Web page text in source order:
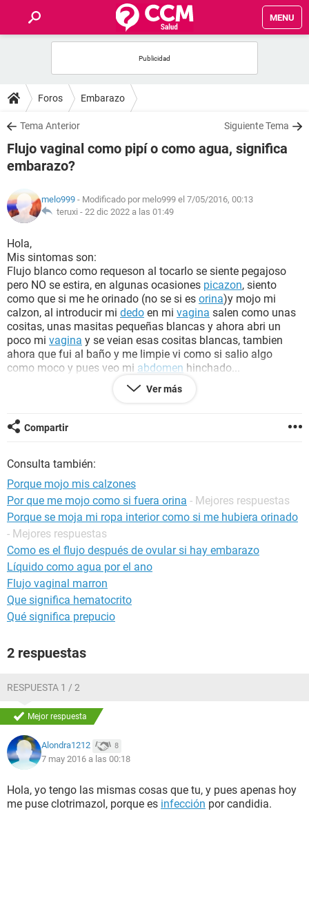
MENU
FOROS
SALUD
FAMILIA
NUTRICIÓN
SEXUALIDAD
GLOSARIO
Foros Embarazo
Tema Anterior Siguiente Tema
Flujo vaginal como pipí o como agua, significa
embarazo?
melo999 - Modificado por melo999 el 7/05/2016, 00:13
teruxi - 22 dic 2022 a las 01:49
Hola,
Mis sintomas son:
Flujo blanco como requeson al tocarlo se siente pegajoso
pero NO se estira, en algunas ocasiones picazon, siento
como que si me he orinado (no se si es orina)y mojo mi
calzon, al introducir mi dedo en mi vagina salen como unas
cositas, unas masitas pequeñas blancas y ahora abri un
poco mi vagina y se veian esas cositas blancas, tambien
ahora que fui al baño y me limpie vi como si salio algo
como moco y pues veo mi abdomen hinchado...
embarazo o es
Ver más
Compartir
Consulta también:
Porque mojo mis calzones
Por que me mojo como si fuera orina - Mejores respuestas
Porque se moja mi ropa interior como si me hubiera orinado
- Mejores respuestas
Como es el flujo después de ovular si hay embarazo
Líquido como agua por el ano
Flujo vaginal marron
Que significa hematocrito
Qué significa prepucio
2 respuestas
RESPUESTA 1 / 2
Mejor respuesta
Alondra1212 8
7 may 2016 a las 00:18
Hola, yo tengo las mismas cosas que tu, y pues apenas hoy
me puse clotrimazol, porque es infección por candidia.